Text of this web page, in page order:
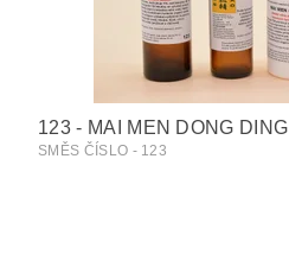
123 - MAI MEN DONG DING
SMĚS ČÍSLO - 123